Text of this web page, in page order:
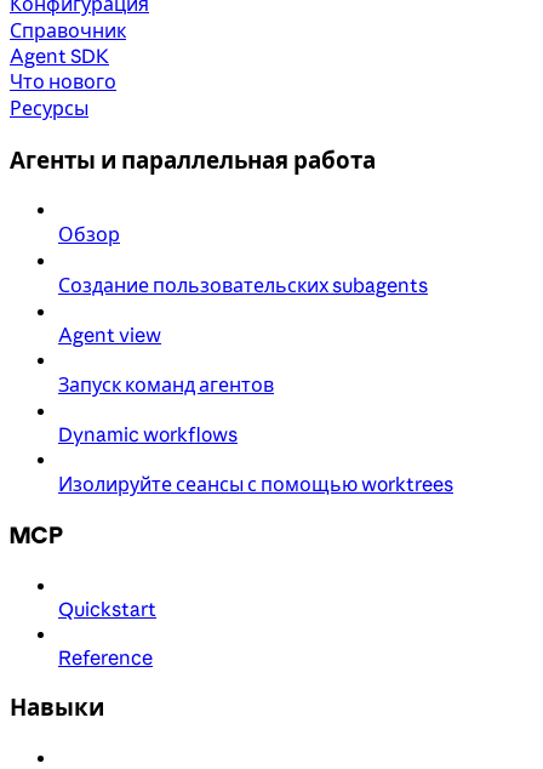
Справочник
Agent SDK
Что нового
Ресурсы
Агенты и параллельная работа
Обзор
Создание пользовательских subagents
Agent view
Запуск команд агентов
Dynamic workflows
Изолируйте сеансы с помощью worktrees
MCP
Quickstart
Reference
Навыки